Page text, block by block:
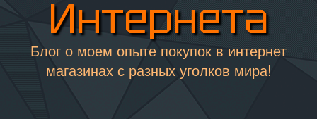
Интернета
Блог о моем опыте покупок в интернет
магазинах с разных уголков мира!